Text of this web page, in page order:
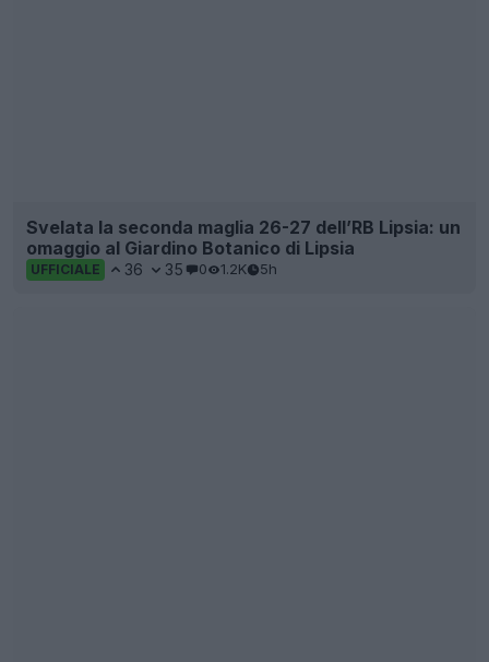
Svelata la seconda maglia 26-27 dell’RB Lipsia: un
omaggio al Giardino Botanico di Lipsia
UFFICIALE 36 35 0 1.2K 5h